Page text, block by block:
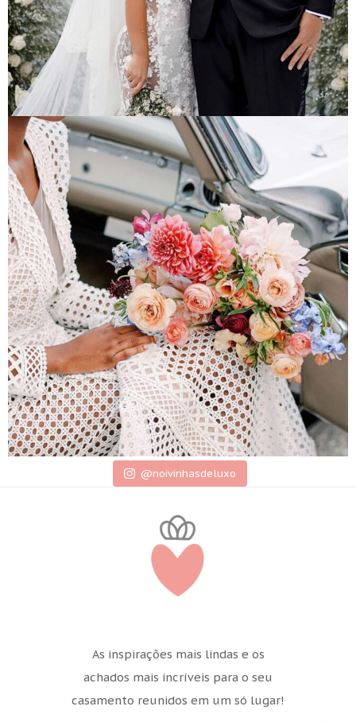
@noivinhasdeluxo
As inspirações mais lindas e os
achados mais incríveis para o seu
casamento reunidos em um só lugar!